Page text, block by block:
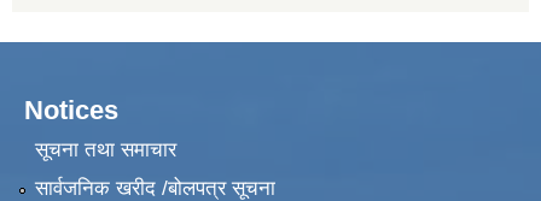
Notices
सूचना तथा समाचार
सार्वजनिक खरीद /बोलपत्र सूचना